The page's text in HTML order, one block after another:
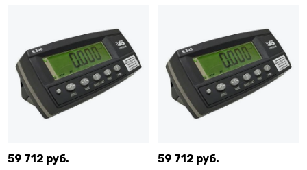
59 712 руб. 59 712 руб.